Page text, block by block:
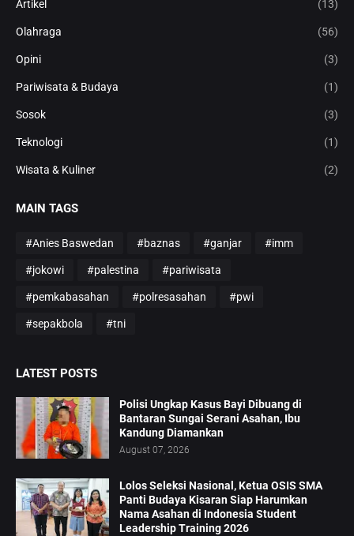
Artikel (13)
Olahraga (56)
Opini (3)
Pariwisata & Budaya (1)
Sosok (3)
Teknologi (1)
Wisata & Kuliner (2)
MAIN TAGS
#Anies Baswedan #baznas #ganjar #imm
#jokowi #palestina #pariwisata
#pemkabasahan #polresasahan #pwi
#sepakbola #tni
LATEST POSTS
Polisi Ungkap Kasus Bayi Dibuang di
Bantaran Sungai Serani Asahan, Ibu
Kandung Diamankan
August 07, 2026
Lolos Seleksi Nasional, Ketua OSIS SMA
Panti Budaya Kisaran Siap Harumkan
Nama Asahan di Indonesia Student
Leadership Training 2026